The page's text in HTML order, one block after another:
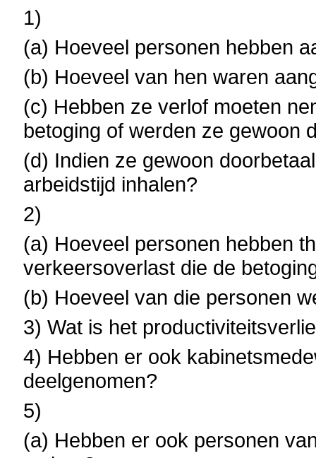
1)
(a) Hoeveel personen hebben
(b) Hoeveel van hen waren
(c) Hebben ze verlof moeten
betoging of werden ze gewoon
(d) Indien ze gewoon
arbeidstijd inhalen?
2)
(a) Hoeveel personen hebben
verkeersoverlast die de
(b) Hoeveel van die personen
3) Wat is het
4) Hebben er ook
deelgenomen?
5)
(a) Hebben er ook personen